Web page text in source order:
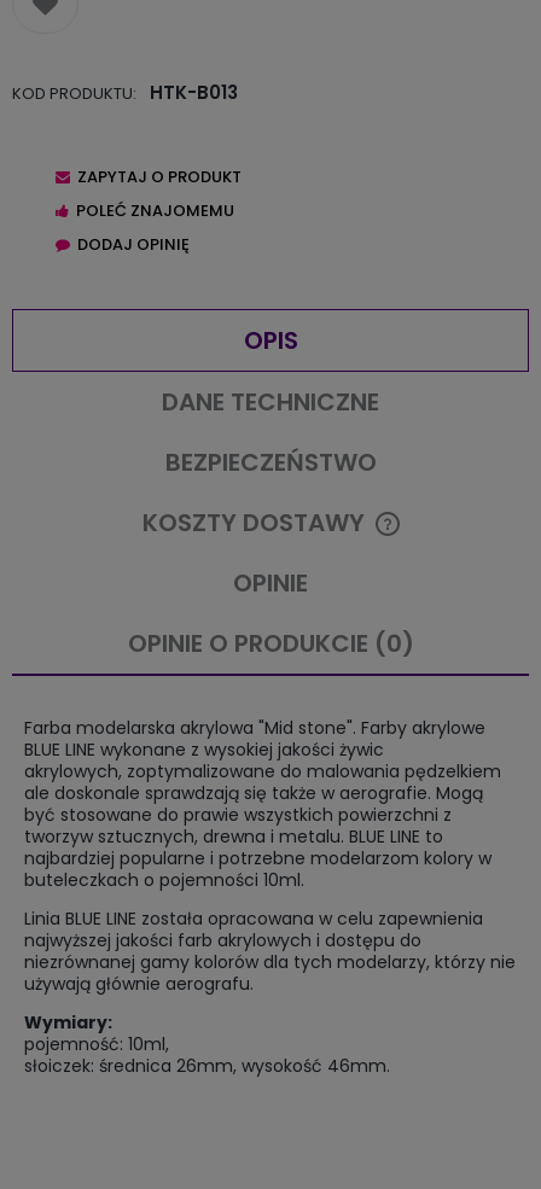
KOD PRODUKTU: HTK-B013
ZAPYTAJ O PRODUKT
POLEĆ ZNAJOMEMU
DODAJ OPINIĘ
OPIS
DANE TECHNICZNE
BEZPIECZEŃSTWO
KOSZTY DOSTAWY
CENA NIE ZAWIERA EWENTUALNYCH KOSZTÓW PŁATNOŚCI
OPINIE
OPINIE O PRODUKCIE (0)
Farba modelarska akrylowa "Mid stone". Farby akrylowe
BLUE LINE wykonane z wysokiej jakości żywic
akrylowych, zoptymalizowane do malowania pędzelkiem
ale doskonale sprawdzają się także w aerografie. Mogą
być stosowane do prawie wszystkich powierzchni z
tworzyw sztucznych, drewna i metalu. BLUE LINE to
najbardziej popularne i potrzebne modelarzom kolory w
buteleczkach o pojemności 10ml.
Linia BLUE LINE została opracowana w celu zapewnienia
najwyższej jakości farb akrylowych i dostępu do
niezrównanej gamy kolorów dla tych modelarzy, którzy nie
używają głównie aerografu.
Wymiary:
pojemność: 10ml,
słoiczek: średnica 26mm, wysokość 46mm.